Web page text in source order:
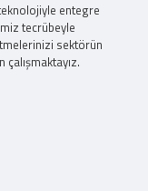
entegre
tecrübeyle
sektörün